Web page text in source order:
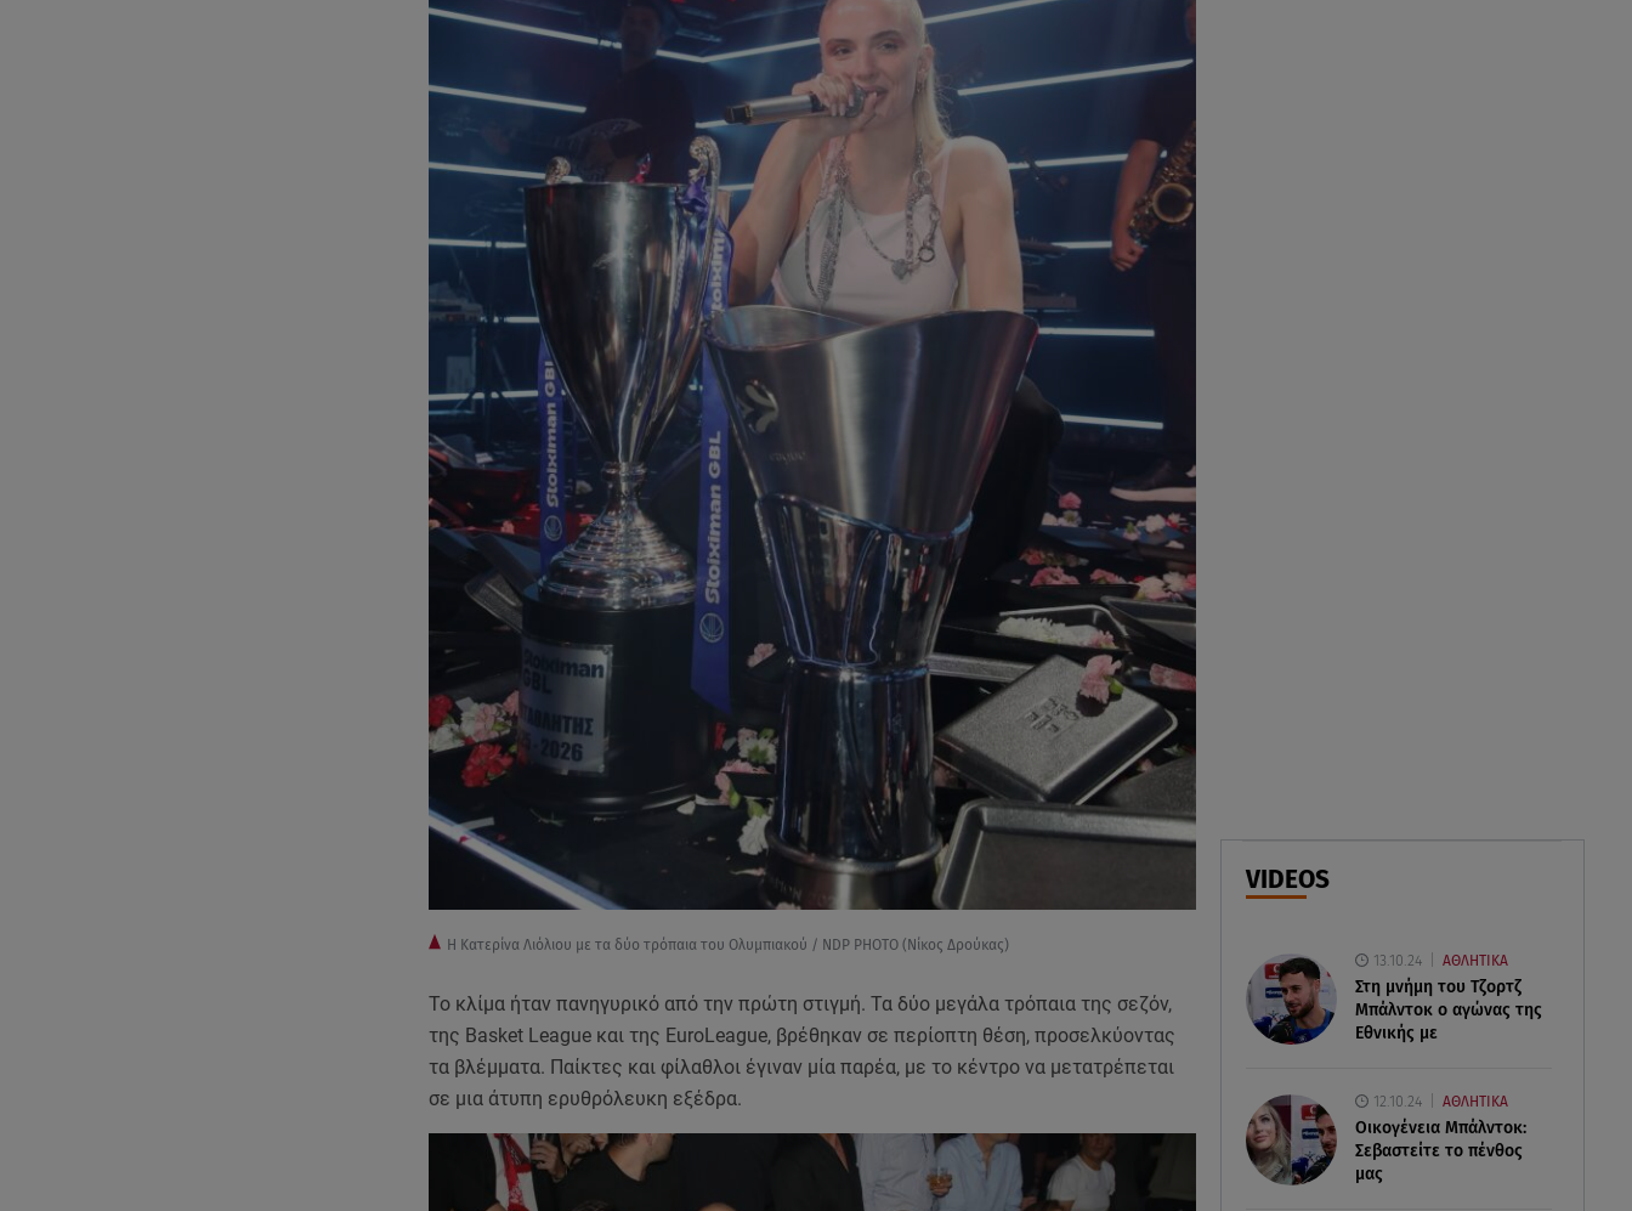
Νηστεία Δεκαπενταύγουστου:
VIDEOS
13.10.24 ΑΘΛΗΤΙΚΑ
Στη μνήμη του Τζορτζ
Μπάλντοκ ο αγώνας της
Εθνικής με
12.10.24 ΑΘΛΗΤΙΚΑ
Οικογένεια Μπάλντοκ:
Σεβαστείτε το πένθος
μας
Η Κατερίνα Λιόλιου με τα δύο τρόπαια του Ολυμπιακού / NDP PHOTO (Νίκος Δρούκας)
Το κλίμα ήταν πανηγυρικό από την πρώτη στιγμή. Τα δύο μεγάλα τρόπαια της σεζόν,
της Basket League και της EuroLeague, βρέθηκαν σε περίοπτη θέση, προσελκύοντας
τα βλέμματα. Παίκτες και φίλαθλοι έγιναν μία παρέα, με το κέντρο να μετατρέπεται
σε μια άτυπη ερυθρόλευκη εξέδρα.